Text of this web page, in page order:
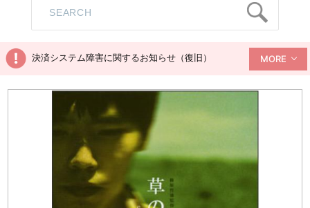
決済システム障害に関するお知らせ（復旧） MORE